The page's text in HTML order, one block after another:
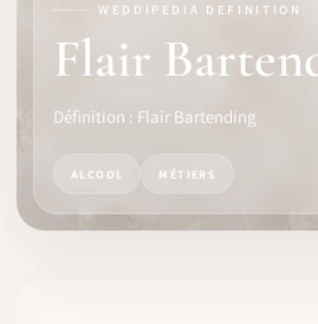
LOGICIEL
IDENTITÉ PRO
WEDDIPEDIA DEFINITION
Flair
Définition : Flair Bartending
ALCOOL MÉTIERS